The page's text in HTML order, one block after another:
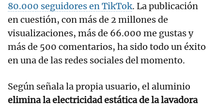
80.000 seguidores enTikTok. La publicación
en cuestión, con más de 2 millones de
visualizaciones, más de 66.000 me gustas y
más de 500 comentarios, ha sido todo un éxito
en una de las redes sociales del momento.
Según señala la propia usuario, el aluminio
elimina la electricidad estática de la lavadora